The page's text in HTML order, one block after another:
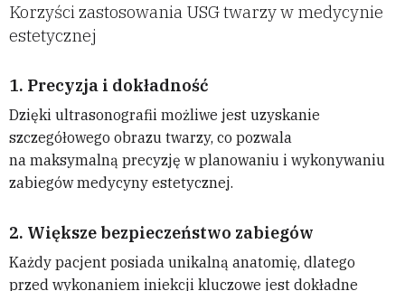
Korzyści zastosowania USG twarzy w medycynie
estetycznej
1. Precyzja i dokładność
Dzięki ultrasonografii możliwe jest uzyskanie
szczegółowego obrazu twarzy, co pozwala
na maksymalną precyzję w planowaniu i wykonywaniu
zabiegów medycyny estetycznej.
2. Większe bezpieczeństwo zabiegów
Każdy pacjent posiada unikalną anatomię, dlatego
przed wykonaniem iniekcji kluczowe jest dokładne